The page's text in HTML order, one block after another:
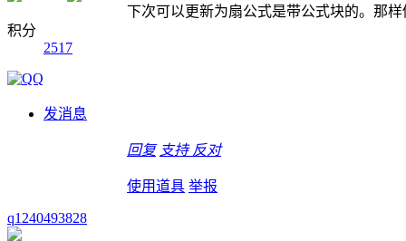
积分
2517
发消息
下次可以更新为扇公式是带公式块的。那
回复 支持 反对
使用道具 举报
q1240493828